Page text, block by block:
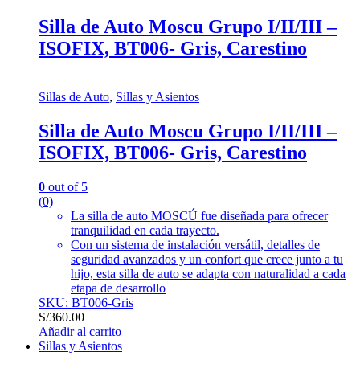
Silla de Auto Moscu Grupo I/II/III –
ISOFIX, BT006- Gris, Carestino
Sillas de Auto, Sillas y Asientos
Silla de Auto Moscu Grupo I/II/III –
ISOFIX, BT006- Gris, Carestino
0 out of 5
(0)
La silla de auto MOSCÚ fue diseñada para ofrecer
tranquilidad en cada trayecto.
Con un sistema de instalación versátil, detalles de
seguridad avanzados y un confort que crece junto a tu
hijo, esta silla de auto se adapta con naturalidad a cada
etapa de desarrollo
SKU: BT006-Gris
S/360.00
Añadir al carrito
Sillas y Asientos